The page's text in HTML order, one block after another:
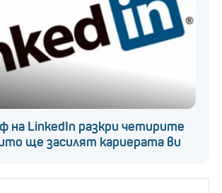
на LinkedIn разкри четирите
ще засилят кариерата ви